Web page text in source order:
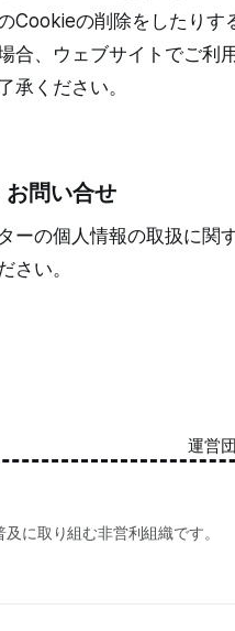
Cookieの削除をしたりす
合、ウェブサイトでご利
承ください。
お問い合せ
ーの個人情報の取扱に関
さい。
運営
に取り組む非営利組織です。